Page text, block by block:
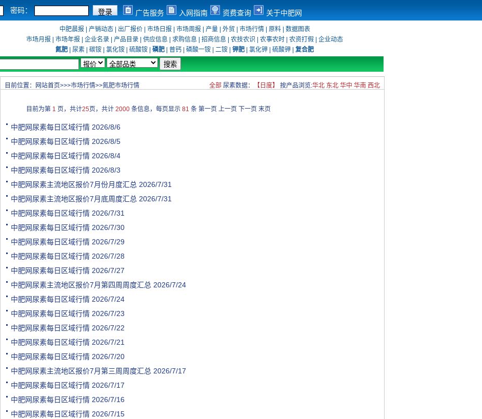
密码： 广告服务 入网指南 资费查询 关于中肥网
中肥晨报 产销动态| 出厂报价| 市场日报 市场周报 产量| 外贸 市场行情| 原料| 数据图表
市场月报
市场年报 企业名录 产品目录 供应信息 求购信息 招商信息 农技农识 农事农时 农资打假
企业动态
氮肥
尿素 碳铵 氯化铵 硫酸铵 磷肥 普钙 磷酸一铵 二铵 钾肥 氯化钾 硫酸钾
复合肥
目前位置： 网站首页>>>市场行情>>氮肥市场行情 全部 尿素数据： 【日度】 按产品浏览:华北 东北 华中 华南 西北
目前为第 1 页，共计25 页，共计 2000条信息，每页显示 81 条 第一页 上一页 下一页 末页
中肥网尿素每日区域行情 2026/8/6
中肥网尿素每日区域行情 2026/8/5
中肥网尿素每日区域行情 2026/8/4
中肥网尿素每日区域行情 2026/8/3
中肥网尿素主流地区报价7月份月度汇总 2026/7/31
中肥网尿素主流地区报价7月底周度汇总 2026/7/31
中肥网尿素每日区域行情 2026/7/31
中肥网尿素每日区域行情 2026/7/30
中肥网尿素每日区域行情 2026/7/29
中肥网尿素每日区域行情 2026/7/28
中肥网尿素每日区域行情 2026/7/27
中肥网尿素主流地区报价7月第四周周度汇总 2026/7/24
中肥网尿素每日区域行情 2026/7/24
中肥网尿素每日区域行情 2026/7/23
中肥网尿素每日区域行情 2026/7/22
中肥网尿素每日区域行情 2026/7/21
中肥网尿素每日区域行情 2026/7/20
中肥网尿素主流地区报价7月第三周周度汇总 2026/7/17
中肥网尿素每日区域行情 2026/7/17
中肥网尿素每日区域行情 2026/7/16
中肥网尿素每日区域行情 2026/7/15